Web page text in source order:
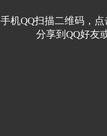
手机QQ扫描二维码，点
分享到QQ好友